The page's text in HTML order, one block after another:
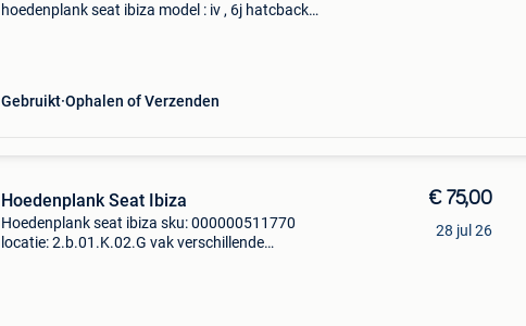
hoedenplank seat ibiza model : iv , 6j hatcback
Gebruikt Ophalen of Verzenden
Hoedenplank Seat Ibiza
Hoedenplank seat ibiza sku: 000000511770
locatie: 2.b.01.K.02.G vak verschillende
€ 75,00
28 jul 26